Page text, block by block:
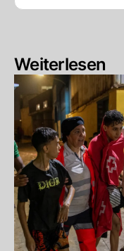
Weiterlesen